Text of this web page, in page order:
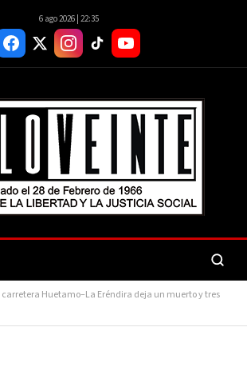
6 ago 2026 | 22:35
carretera Huetamo–La Eréndira deja un muerto y tres